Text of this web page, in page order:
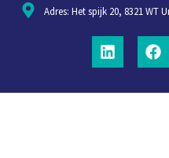
Adres: Het spijk 20, 8321 WT